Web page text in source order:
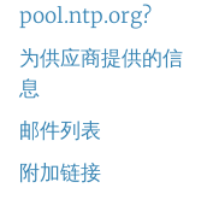
pool.ntp.org?
为供应商提供的信
息
邮件列表
附加链接